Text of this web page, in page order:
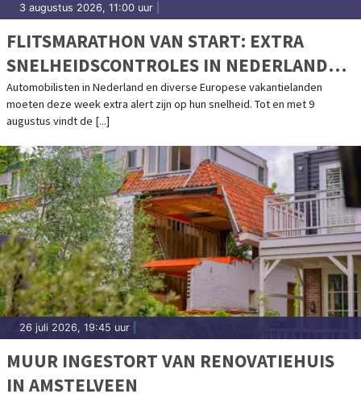
3 augustus 2026, 11:00 uur
FLITSMARATHON VAN START: EXTRA
SNELHEIDSCONTROLES IN NEDERLAND
EN POPULAIRE VAKANTIELANDEN
Automobilisten in Nederland en diverse Europese vakantielanden
moeten deze week extra alert zijn op hun snelheid. Tot en met 9
augustus vindt de [...]
26 juli 2026, 19:45 uur
MUUR INGESTORT VAN RENOVATIEHUIS
IN AMSTELVEEN